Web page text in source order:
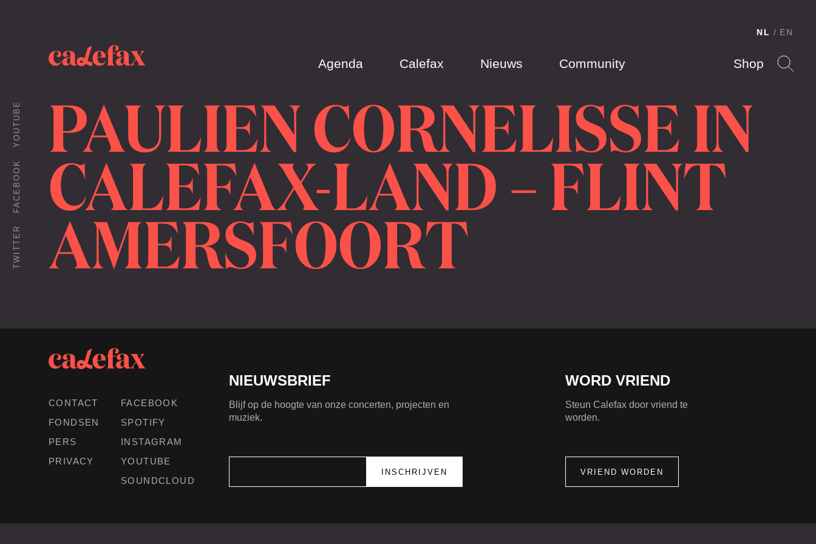
Agenda Calefax Nieuws Community Shop
NL EN
TWITTER
FACEBOOK
YOUTUBE PAULIEN CORNELISSE IN
CALEFAX-LAND – FLINT
AMERSFOORT
CONTACT
FONDSEN
PERS
PRIVACY
FACEBOOK
SPOTIFY
INSTAGRAM
YOUTUBE
SOUNDCLOUD
NIEUWSBRIEF
Blijf op de hoogte van onze concerten, projecten en
muziek.
WORD VRIEND
Steun Calefax door vriend te
worden.
VRIEND WORDEN